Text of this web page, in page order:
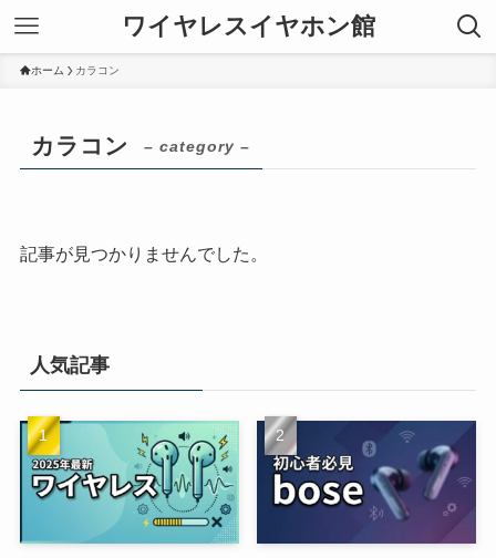
ワイヤレスイヤホン館
ホーム カラコン
カラコン – category –
記事が見つかりませんでした。
人気記事